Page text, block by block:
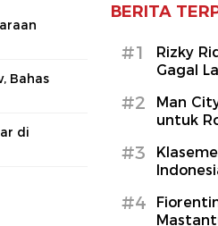
Bahas
di
BERITA
#1
Rizky
Gagal
#2
Man
untuk
#3
#4